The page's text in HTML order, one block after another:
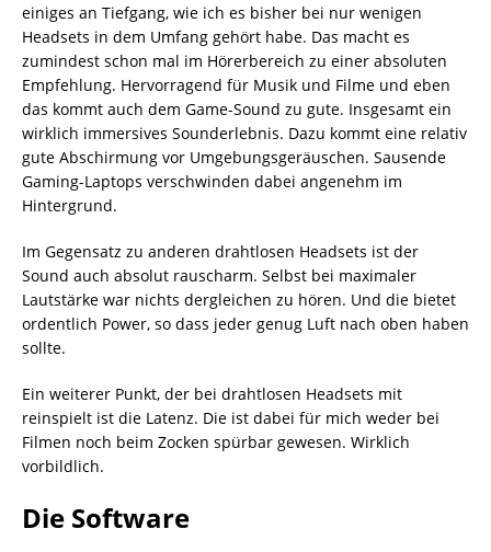
einiges an Tiefgang, wie ich es bisher bei nur wenigen
Headsets in dem Umfang gehört habe. Das macht es
zumindest schon mal im Hörerbereich zu einer absoluten
Empfehlung. Hervorragend für Musik und Filme und eben
das kommt auch dem Game-Sound zu gute. Insgesamt ein
wirklich immersives Sounderlebnis. Dazu kommt eine relativ
gute Abschirmung vor Umgebungsgeräuschen. Sausende
Gaming-Laptops verschwinden dabei angenehm im
Hintergrund.
Im Gegensatz zu anderen drahtlosen Headsets ist der
Sound auch absolut rauscharm. Selbst bei maximaler
Lautstärke war nichts dergleichen zu hören. Und die bietet
ordentlich Power, so dass jeder genug Luft nach oben haben
sollte.
Ein weiterer Punkt, der bei drahtlosen Headsets mit
reinspielt ist die Latenz. Die ist dabei für mich weder bei
Filmen noch beim Zocken spürbar gewesen. Wirklich
vorbildlich.
Die Software